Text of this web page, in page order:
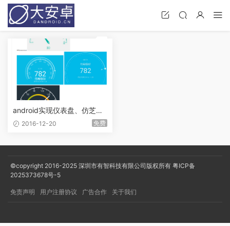
android实现仪表盘、仿芝麻
信用2016-12-20 免费
©copyright 2016-2025 深圳市有智科技有限公司版权所有 粤ICP备
2025373678号-5
免责声明 用户注册协议 广告合作 关于我们